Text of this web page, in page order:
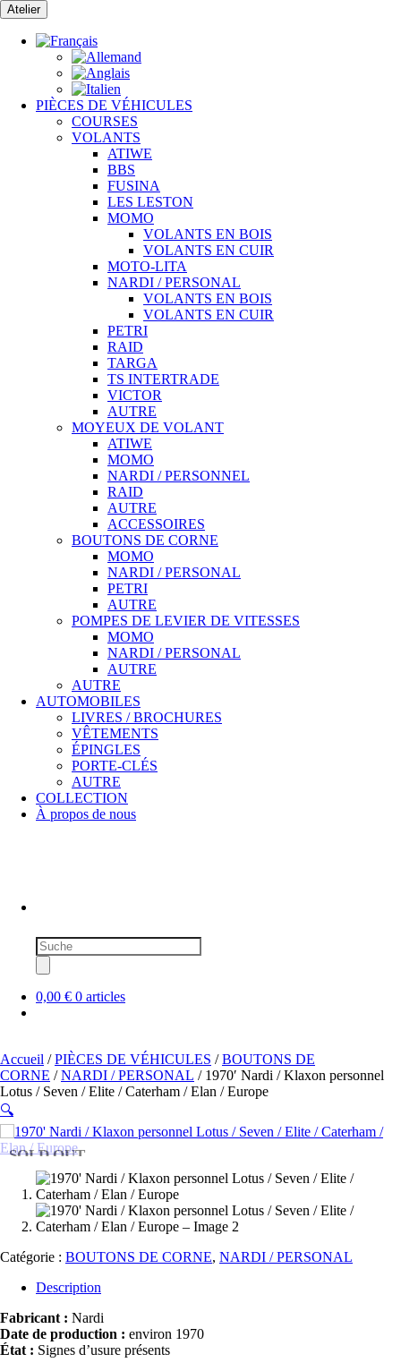
Passer
au
contenu
Atelier
PIÈCES DE VÉHICULES
COURSES
VOLANTS
ATIWE
BBS
FUSINA
LES LESTON
MOMO
VOLANTS EN BOIS
VOLANTS EN CUIR
MOTO-LITA
NARDI / PERSONAL
VOLANTS EN BOIS
VOLANTS EN CUIR
PETRI
RAID
TARGA
TS INTERTRADE
VICTOR
AUTRE
MOYEUX DE VOLANT
ATIWE
MOMO
NARDI / PERSONNEL
RAID
AUTRE
ACCESSOIRES
BOUTONS DE CORNE
MOMO
NARDI / PERSONAL
PETRI
AUTRE
POMPES DE LEVIER DE VITESSES
MOMO
NARDI / PERSONAL
AUTRE
AUTRE
AUTOMOBILES
LIVRES / BROCHURES
VÊTEMENTS
ÉPINGLES
PORTE-CLÉS
AUTRE
COLLECTION
À propos de nous
Recherche
de
produits
0,00 € 0 articles
Accueil /PIÈCES DE VÉHICULES /BOUTONS DE
CORNE /NARDI / PERSONAL / 1970′ Nardi / Klaxon personnel
Lotus / Seven / Elite / Caterham / Elan / Europe
🔍
SOLD OUT
Catégorie : BOUTONS DE CORNE, NARDI / PERSONAL
Description
Fabricant : Nardi
Date de production : environ 1970
État : Signes d’usure présents